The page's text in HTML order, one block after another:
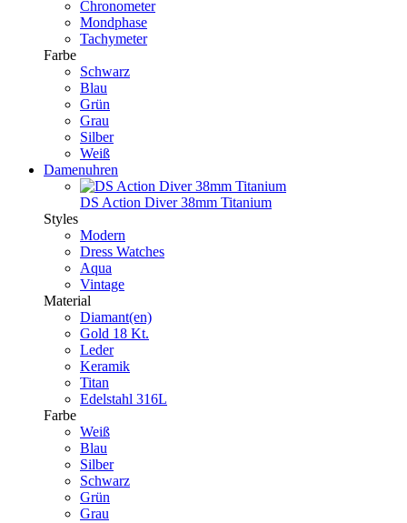
Chronometer
Mondphase
Tachymeter
Farbe
Schwarz
Blau
Grün
Grau
Silber
Weiß
Damenuhren
DS Action Diver 38mm Titanium
Styles
Modern
Dress Watches
Aqua
Vintage
Material
Diamant(en)
Gold 18 Kt.
Leder
Keramik
Titan
Edelstahl 316L
Farbe
Weiß
Blau
Silber
Schwarz
Grün
Grau